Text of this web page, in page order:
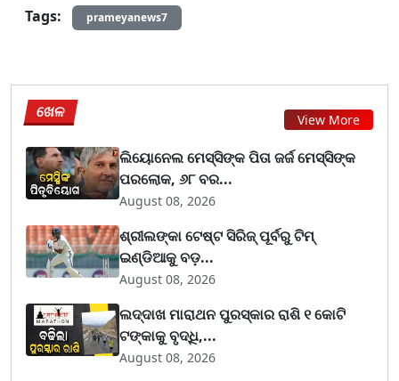
Tags:
prameyanews7
ଖେଳ View More
ଲିୟୋନେଲ ମେସ୍ସିଙ୍କ ପିତା ଜର୍ଜ ମେସ୍ସିଙ୍କ
ପରଲୋକ, ୬୮ ବର...
August 08, 2026
ଶ୍ରୀଲଙ୍କା ଟେଷ୍ଟ ସିରିଜ୍‌ ପୂର୍ବରୁ ଟିମ୍‌
ଇଣ୍ଡିଆକୁ ବଡ଼...
August 08, 2026
ଲଦ୍ଦାଖ ମାରାଥନ ପୁରସ୍କାର ରାଶି ୧ କୋଟି
ଟଙ୍କାକୁ ବୃଦ୍ଧି,...
August 08, 2026